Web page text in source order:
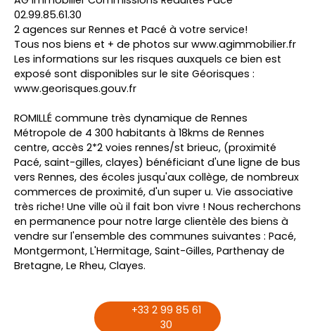
02.99.85.61.30
2 agences sur Rennes et Pacé à votre service!
Tous nos biens et + de photos sur www.agimmobilier.fr
Les informations sur les risques auxquels ce bien est
exposé sont disponibles sur le site Géorisques :
www.georisques.gouv.fr
ROMILLÉ commune très dynamique de Rennes
Métropole de 4 300 habitants à 18kms de Rennes
centre, accès 2*2 voies rennes/st brieuc, (proximité
Pacé, saint-gilles, clayes) bénéficiant d'une ligne de bus
vers Rennes, des écoles jusqu'aux collège, de nombreux
commerces de proximité, d'un super u. Vie associative
très riche! Une ville où il fait bon vivre ! Nous recherchons
en permanence pour notre large clientèle des biens à
vendre sur l'ensemble des communes suivantes : Pacé,
Montgermont, L'Hermitage, Saint-Gilles, Parthenay de
Bretagne, Le Rheu, Clayes.
+33 2 99 85 61
30